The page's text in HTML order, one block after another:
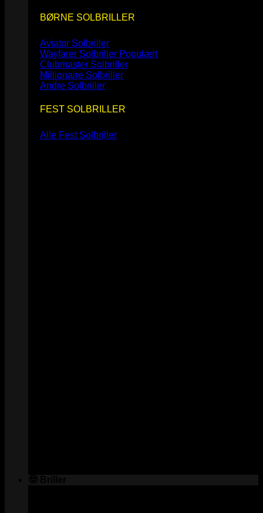
BØRNE SOLBRILLER
Aviator Solbriller
Wayfarer Solbriller
Clubmaster Solbriller
Millionaire Solbriller
Andre Solbriller
FEST SOLBRILLER
Alle Fest Solbriller